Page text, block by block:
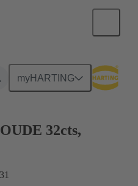
myHARTING
à carte fille
32cts,